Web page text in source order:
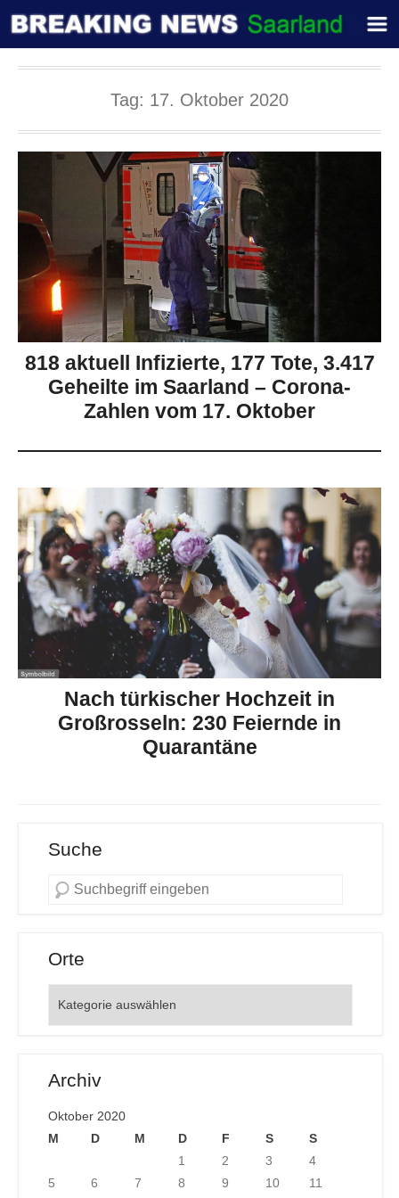
Tag: 17. Oktober 2020
818 aktuell Infizierte, 177 Tote, 3.417
Geheilte im Saarland – Corona-
Zahlen vom 17. Oktober
Nach türkischer Hochzeit in
Großrosseln: 230 Feiernde in
Quarantäne
Suche
Orte
Archiv
Oktober 2020
M
D M D F S
S
1
2 3
4
5
6 7 8 9 10 11